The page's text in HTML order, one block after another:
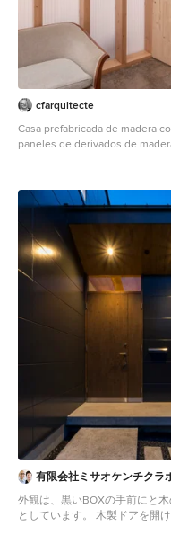
cfarquitecte
Casa prefabricada de madera
paneles de derivados de
Holzboden, Drehtür, Haustür
Dachbalken und
有限会社ミサオケンチクラ
外観は、黒いBOXの手前にと
としています。 木製ドアを開